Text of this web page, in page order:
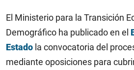
El Ministerio para la Transición
Demográfico ha publicado en el
Estado la convocatoria del
mediante oposiciones para